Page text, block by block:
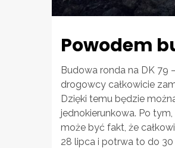
Powodem
Budowa ronda na DK 79
drogowcy całkowicie
Dzięki temu będzie
jednokierunkowa. Po
może być fakt, że
28 lipca i potrwa to do 30